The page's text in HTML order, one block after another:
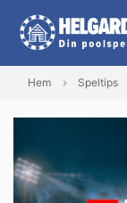
Hem Speltips